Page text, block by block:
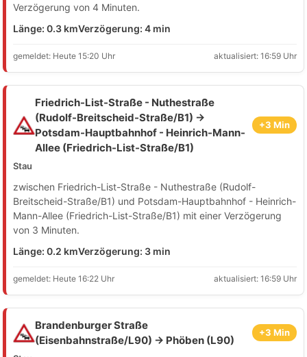
Verzögerung von 4 Minuten.
Länge: 0.3 kmVerzögerung: 4 min
gemeldet: Heute 15:20 Uhr aktualisiert: 16:59 Uhr
Friedrich-List-Straße - Nuthestraße
(Rudolf-Breitscheid-Straße/B1) →
Potsdam-Hauptbahnhof - Heinrich-Mann-
Allee (Friedrich-List-Straße/B1)
+3 Min
Stau
zwischen Friedrich-List-Straße - Nuthestraße (Rudolf-
Breitscheid-Straße/B1) und Potsdam-Hauptbahnhof - Heinrich-
Mann-Allee (Friedrich-List-Straße/B1) mit einer Verzögerung
von 3 Minuten.
Länge: 0.2 kmVerzögerung: 3 min
gemeldet: Heute 16:22 Uhr aktualisiert: 16:59 Uhr
Brandenburger Straße
(Eisenbahnstraße/L90) → Phöben (L90)
+3 Min